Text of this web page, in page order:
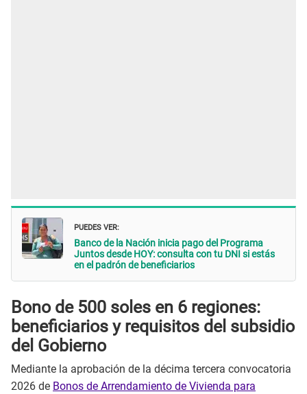
PUEDES VER:
Banco de la Nación inicia pago del Programa
Juntos desde HOY: consulta con tu DNI si estás
en el padrón de beneficiarios
Bono de 500 soles en 6 regiones:
beneficiarios y requisitos del subsidio
del Gobierno
Mediante la aprobación de la décima tercera convocatoria
2026 de Bonos de Arrendamiento de Vivienda para